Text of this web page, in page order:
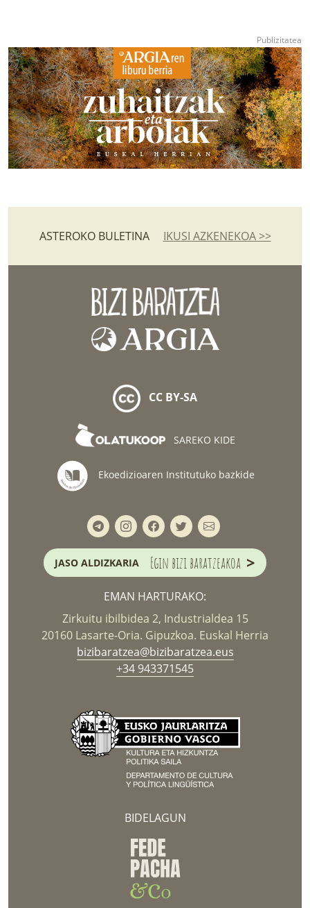
ASTEROKO BULETINA IKUSI AZKENEKOA >>
CC BY-SA
SAREKO KIDE
Ekoedizioaren Institutuko bazkide
JASO ALDIZKARIA Egin bizi baratzeakoa >
EMAN HARTURAKO:
Zirkuitu ibilbidea 2, Industrialdea 15
20160 Lasarte-Oria. Gipuzkoa. Euskal Herria
bizibaratzea@bizibaratzea.eus
+34 943371545
BIDELAGUN